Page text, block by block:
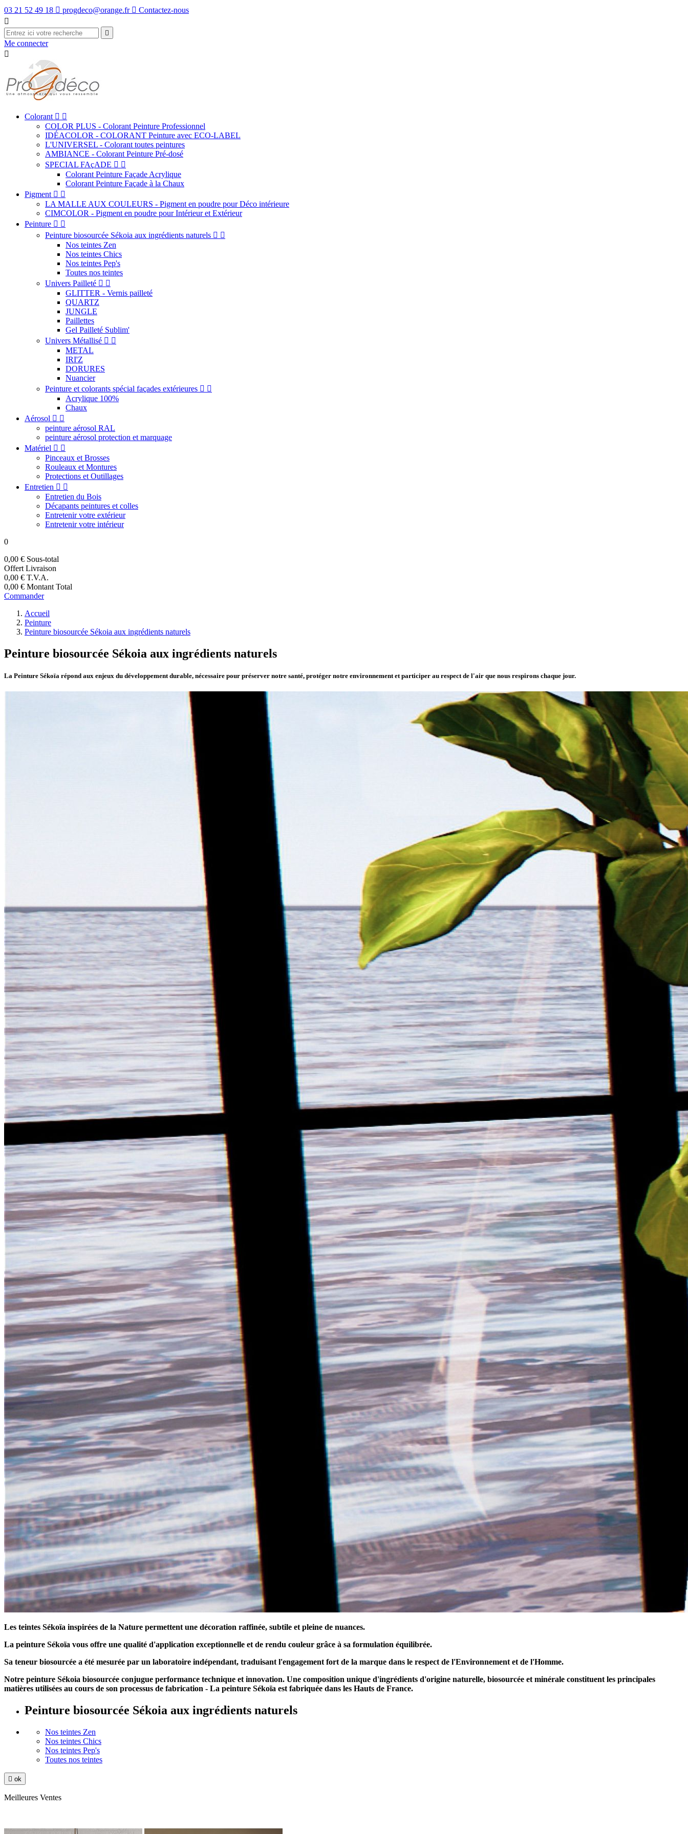
03 21 52 49 18  progdeco@orange.fr  Contactez-nous


Me connecter

Colorant  
COLOR PLUS - Colorant Peinture Professionnel
IDÉACOLOR - COLORANT Peinture avec ECO-LABEL
L'UNIVERSEL - Colorant toutes peintures
AMBIANCE - Colorant Peinture Pré-dosé
SPECIAL FAçADE  
Colorant Peinture Façade Acrylique
Colorant Peinture Façade à la Chaux
Pigment  
LA MALLE AUX COULEURS - Pigment en poudre pour Déco intérieure
CIMCOLOR - Pigment en poudre pour Intérieur et Extérieur
Peinture  
Peinture biosourcée Sékoia aux ingrédients naturels  
Nos teintes Zen
Nos teintes Chics
Nos teintes Pep's
Toutes nos teintes
Univers Pailleté  
GLITTER - Vernis pailleté
QUARTZ
JUNGLE
Paillettes
Gel Pailleté Sublim'
Univers Métallisé  
METAL
IRI'Z
DORURES
Nuancier
Peinture et colorants spécial façades extérieures  
Acrylique 100%
Chaux
Aérosol  
peinture aérosol RAL
peinture aérosol protection et marquage
Matériel  
Pinceaux et Brosses
Rouleaux et Montures
Protections et Outillages
Entretien  
Entretien du Bois
Décapants peintures et colles
Entretenir votre extérieur
Entretenir votre intérieur
0
0,00 € Sous-total
Offert Livraison
0,00 € T.V.A.
0,00 € Montant Total
Commander
Accueil
Peinture
Peinture biosourcée Sékoia aux ingrédients naturels
Peinture biosourcée Sékoia aux ingrédients naturels
La Peinture Sékoïa répond aux enjeux du développement durable, nécessaire pour préserver notre santé, protéger notre environnement et participer au respect de l'air que nous respirons chaque jour.
Les teintes Sékoïa inspirées de la Nature permettent une décoration raffinée, subtile et pleine de nuances.
La peinture Sékoïa vous offre une qualité d'application exceptionnelle et de rendu couleur grâce à sa formulation équilibrée.
Sa teneur biosourcée a été mesurée par un laboratoire indépendant, traduisant l'engagement fort de la marque dans le respect de l'Environnement et de l'Homme.
Notre peinture Sékoia biosourcée conjugue performance technique et innovation. Une composition unique d'ingrédients d'origine naturelle, biosourcée et minérale constituent les principales
matières utilisées au cours de son processus de fabrication - La peinture Sékoïa est fabriquée dans les Hauts de France.
Peinture biosourcée Sékoia aux ingrédients naturels
Nos teintes Zen
Nos teintes Chics
Nos teintes Pep's
Toutes nos teintes
 ok
Meilleures Ventes